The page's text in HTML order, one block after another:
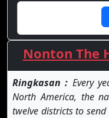
Nonton The
Ringkasan : Every
North America, the
twelve districts to